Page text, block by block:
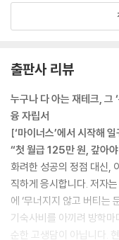
매일 밤, 나는 돈에게 안부
그런 자린고비가 되어야
시간의 효율과 미래에 대
| 당신의 실천 공간| 부자처
에필로그: 오늘보다 조금
니다. 출발선이 다른 것은
음에는 구체적인 방법을
가는 태도까지. 이 책은 그
입니다.
--- pp.7-8
반면 가난이 생존이 되면
가 체념이 되고, “나는 이
에 안 돼요.”로 바뀝니다.
는 핑계가 되어서는 안 됩
우리 사회는 때때로 가난을
것은 적어도 마음은 부자
출판사 리뷰
누구나 다 아는 재테크, 그
융 자립서
[‘마이너스’에서 시작해
“첫 월급 125만 원, 갚아
화려한 성공의 정점 대신,
직하게 응시합니다. 저자
에 ‘무너지지 않고 버티는
기숙사비를 아끼려 방학
순한 고생담이 아닙니다.